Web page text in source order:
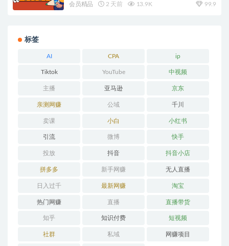
会员精品 2 天前 13.9K 99.9
标签
AI CPA ip
Tiktok YouTube 中视频
主播 亚马逊 京东
亲测网赚 公域 千川
卖课 小白 小红书
引流 微博 快手
投放 抖音 抖音小店
拼多多 新手网赚 无人直播
日入过千 最新网赚 淘宝
热门网赚 直播 直播带货
知乎 知识付费 短视频
社群 私域 网赚项目